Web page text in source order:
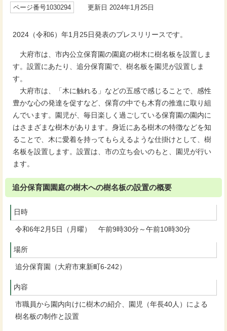
ページ番号1030294 更新日 2024年1月25日
2024（令和6）年1月25日発表のプレスリリースです。
大府市は、市内公立保育園の園庭の樹木に樹名板を設置しま
す。設置にあたり、追分保育園で、樹名板を園児が設置しま
す。
大府市は、「木に触れる」などの五感で感じることで、感性
豊かな心の発達を促すなど、保育の中でも木育の推進に取り組
んでいます。園児が、毎日楽しく過ごしている保育園の園内に
はさまざまな樹木があります。身近にある樹木の特徴などを知
ることで、木に愛着を持ってもらえるような仕掛けとして、樹
名板を設置します。設置は、市の立ち会いのもと、園児が行い
ます。
追分保育園園庭の樹木への樹名板の設置の概要
日時
令和6年2月5日（月曜） 午前9時30分～午前10時30分
場所
追分保育園（大府市東新町6-242）
内容
市職員から園内向けに樹木の紹介、園児（年長40人）による
樹名板の制作と設置